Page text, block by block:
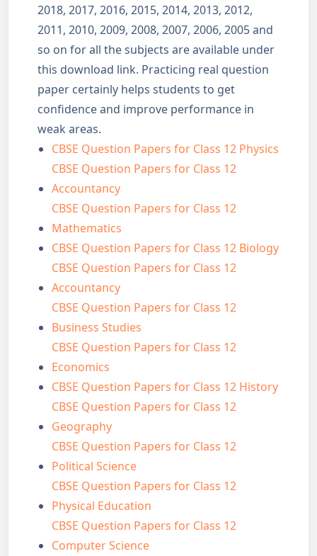
2018, 2017, 2016, 2015, 2014, 2013, 2012,
2011, 2010, 2009, 2008, 2007, 2006, 2005 and
so on for all the subjects are available under
this download link. Practicing real question
paper certainly helps students to get
confidence and improve performance in
weak areas.
CBSE Question Papers for Class 12 Physics
CBSE Question Papers for Class 12
Accountancy
CBSE Question Papers for Class 12
Mathematics
CBSE Question Papers for Class 12 Biology
CBSE Question Papers for Class 12
Accountancy
CBSE Question Papers for Class 12
Business Studies
CBSE Question Papers for Class 12
Economics
CBSE Question Papers for Class 12 History
CBSE Question Papers for Class 12
Geography
CBSE Question Papers for Class 12
Political Science
CBSE Question Papers for Class 12
Physical Education
CBSE Question Papers for Class 12
Computer Science